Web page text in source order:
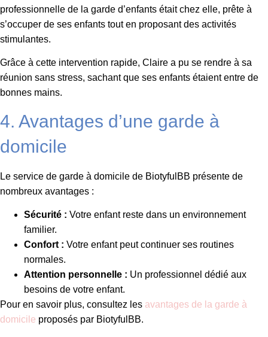
professionnelle de la garde d’enfants était chez elle, prête à
s’occuper de ses enfants tout en proposant des activités
stimulantes.
Grâce à cette intervention rapide, Claire a pu se rendre à sa
réunion sans stress, sachant que ses enfants étaient entre de
bonnes mains.
4. Avantages d’une garde à
domicile
Le service de garde à domicile de BiotyfulBB présente de
nombreux avantages :
Sécurité : Votre enfant reste dans un environnement
familier.
Confort : Votre enfant peut continuer ses routines
normales.
Attention personnelle : Un professionnel dédié aux
besoins de votre enfant.
Pour en savoir plus, consultez les avantages de la garde à
domicile proposés par BiotyfulBB.